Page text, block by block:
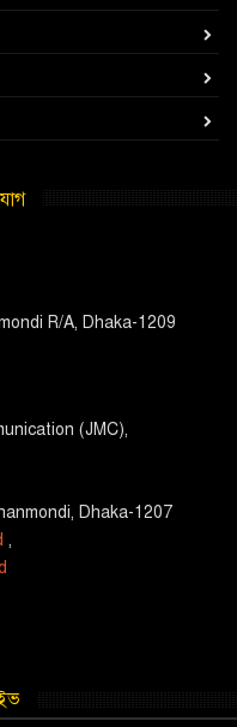
R/A, Dhaka-1209
(JMC)​,
Dhaka-1207
,